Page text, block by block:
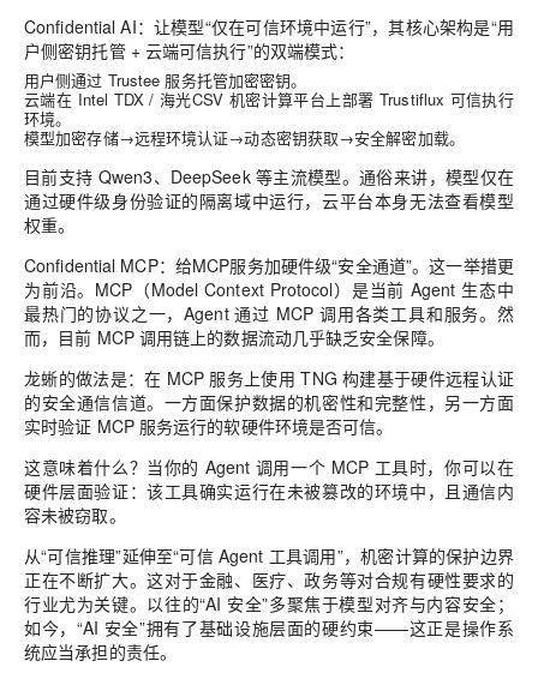
Confidential AI：让模型“仅在可信环境中运行”，其核心架构是“用
户侧密钥托管 + 云端可信执行”的双端模式：
用户侧通过 Trustee 服务托管加密密钥。
云端在 Intel TDX / 海光CSV 机密计算平台上部署 Trustiflux 可信执行
环境。
模型加密存储→远程环境认证→动态密钥获取→安全解密加载。
目前支持 Qwen3、DeepSeek 等主流模型。通俗来讲，模型仅在
通过硬件级身份验证的隔离域中运行，云平台本身无法查看模型
权重。
Confidential MCP：给MCP服务加硬件级“安全通道”。这一举措更
为前沿。MCP（Model Context Protocol）是当前 Agent 生态中
最热门的协议之一，Agent 通过 MCP 调用各类工具和服务。然
而，目前 MCP 调用链上的数据流动几乎缺乏安全保障。
龙蜥的做法是：在 MCP 服务上使用 TNG 构建基于硬件远程认证
的安全通信信道。一方面保护数据的机密性和完整性，另一方面
实时验证 MCP 服务运行的软硬件环境是否可信。
这意味着什么？当你的 Agent 调用一个 MCP 工具时，你可以在
硬件层面验证：该工具确实运行在未被篡改的环境中，且通信内
容未被窃取。
从“可信推理”延伸至“可信 Agent 工具调用”，机密计算的保护边界
正在不断扩大。这对于金融、医疗、政务等对合规有硬性要求的
行业尤为关键。以往的“AI 安全”多聚焦于模型对齐与内容安全；
如今，“AI 安全”拥有了基础设施层面的硬约束——这正是操作系
统应当承担的责任。